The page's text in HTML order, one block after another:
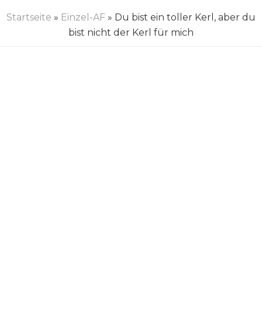
Startseite » Einzel-AF » Du bist ein toller Kerl, aber du
bist nicht der Kerl für mich